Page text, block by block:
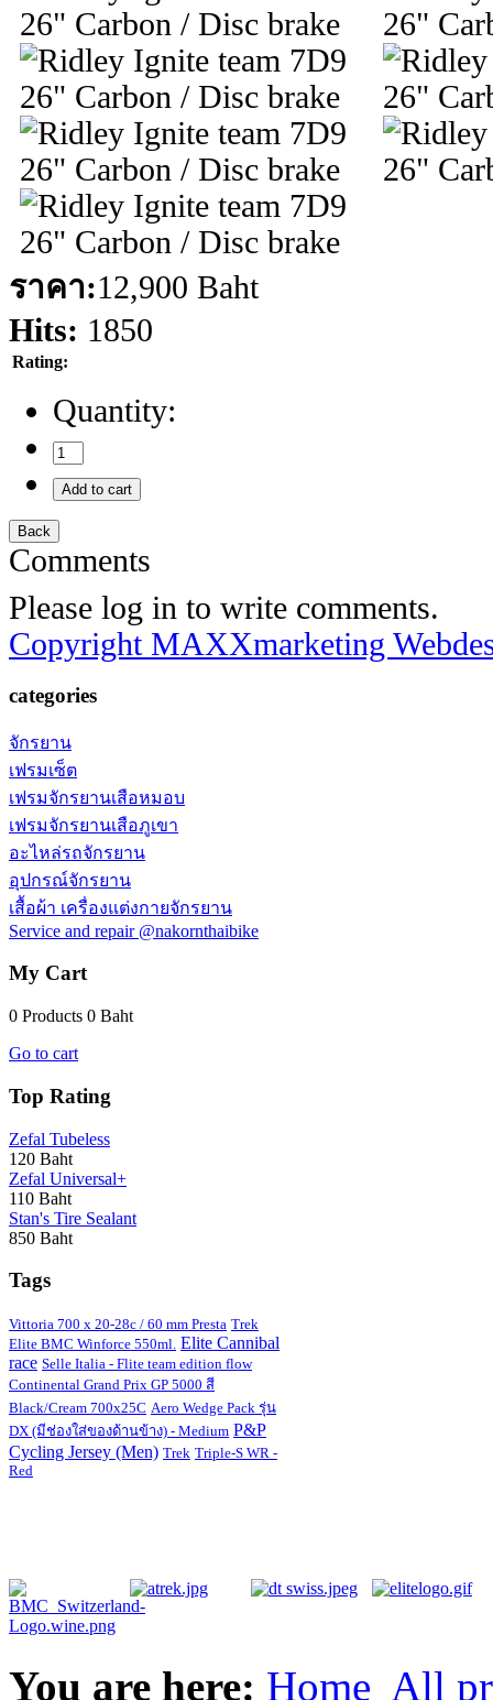
ราคา:12,900 Baht
Hits: 1850
Rating:
Quantity:
Comments
Please log in to write comments.
Copyright MAXXmarketing
categories
จักรยาน
เฟรมเซ็ต
เฟรมจักรยานเสือหมอบ
เฟรมจักรยานเสือภูเขา
อะไหล่รถจักรยาน
อุปกรณ์จักรยาน
เสื้อผ้า เครื่องแต่งกายจักรยาน
Service and repair @nakornthaibike
My Cart
0 Products 0 Baht
Go to cart
Top Rating
Zefal Tubeless
120 Baht
Zefal Universal+
110 Baht
Stan's Tire Sealant
850 Baht
Tags
Vittoria 700 x 20-28c / 60 mm Presta Trek
Elite BMC Winforce 550ml. Elite Cannibal
race Selle Italia - Flite team edition flow
Continental Grand Prix GP 5000 สี
Black/Cream 700x25C Aero Wedge Pack รุ่น
DX (มีช่องใส่ของด้านข้าง) - Medium P&P
Cycling Jersey (Men) Trek Triple-S WR -
Red
You are here: Home All